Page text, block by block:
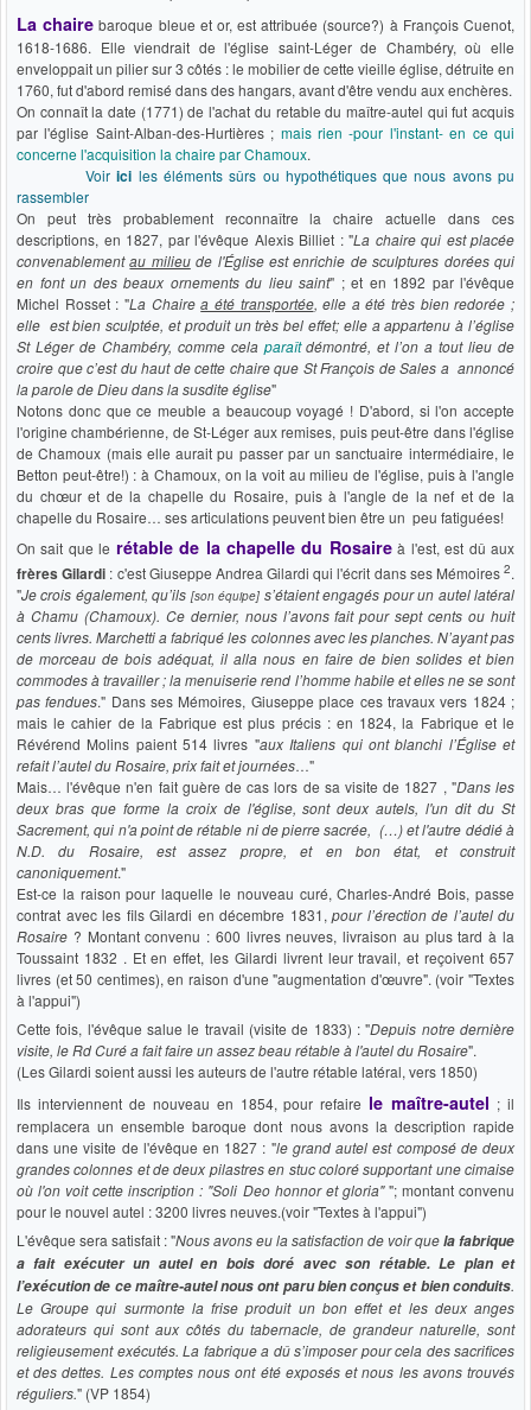
La chaire baroque bleue et or, est attribuée (source?) à François Cuenot,
1618-1686. Elle viendrait de l'église saint-Léger de Chambéry, où elle
enveloppait un pilier sur 3 côtés : le mobilier de cette vieille église, détruite en
1760, fut d'abord remisé dans des hangars, avant d'être vendu aux enchères.
On connaît la date (1771) de l'achat du retable du maître-autel qui fut acquis
par l'église Saint-Alban-des-Hurtières ; mais rien -pour l'instant- en ce qui
concerne l'acquisition la chaire par Chamoux.
Voirici les éléments sûrs ou hypothétiques que nous avons pu
rassembler
On peut très probablement reconnaître la chaire actuelle dans ces
descriptions, en 1827, par l'évêque Alexis Billiet : "La chaire qui est placée
convenablementau milieude l'Église est enrichie de sculptures dorées qui
en font un des beaux ornements du lieu saint" ; et en 1892 par l'évêque
Michel Rosset : "La Chairea été transportée, elle a été très bien redorée ;
elle est bien sculptée, et produit un très bel effet; elle a appartenu à l’église
St Léger de Chambéry, comme cela paraîtdémontré, et l’on a tout lieu de
croire que c’est du haut de cette chaire que St François de Sales a annoncé
la parole de Dieu dans la susdite église"
Notons donc que ce meuble a beaucoup voyagé ! D'abord, si l'on accepte
l'origine chambérienne, de St-Léger aux remises, puis peut-être dans l'église
de Chamoux (mais elle aurait pu passer par un sanctuaire intermédiaire, le
Betton peut-être!) : à Chamoux, on la voit au milieu de l'église, puis à l'angle
du chœur et de la chapelle du Rosaire, puis à l'angle de la nef et de la
chapelle du Rosaire… ses articulations peuvent bien être un peu fatiguées!
On sait que le rétable de la chapelle du Rosaireà l'est, est dû aux
frères Gilardi : c'est Giuseppe Andrea Gilardi qui l'écrit dans ses Mémoires2.
"Je crois également, qu’ils [son équipe] s’étaient engagés pour un autel latéral
à Chamu (Chamoux). Ce dernier, nous l’avons fait pour sept cents ou huit
cents livres. Marchetti a fabriqué les colonnes avec les planches. N’ayant pas
de morceau de bois adéquat, il alla nous en faire de bien solides et bien
commodes à travailler ; la menuiserie rend l’homme habile et elles ne se sont
pas fendues." Dans ses Mémoires, Giuseppe place ces travaux vers 1824 ;
mais le cahier de la Fabrique est plus précis : en 1824, la Fabrique et le
Révérend Molins paient 514 livres "aux Italiens qui ont blanchi l’Église et
refait l’autel du Rosaire, prix fait et journées…"
Mais… l'évêque n'en fait guère de cas lors de sa visite de 1827 , "Dans les
deux bras que forme la croix de l'église, sont deux autels, l'un dit du St
Sacrement, qui n'a point de rétable ni de pierre sacrée, (…) et l'autre dédié à
N.D. du Rosaire, est assez propre, et en bon état, et construit
canoniquement."
Est-ce la raison pour laquelle le nouveau curé, Charles-André Bois, passe
contrat avec les fils Gilardi en décembre 1831, pour l’érection de l’autel du
Rosaire ? Montant convenu : 600 livres neuves, livraison au plus tard à la
Toussaint 1832 . Et en effet, les Gilardi livrent leur travail, et reçoivent 657
livres (et 50 centimes), en raison d'une "augmentation d'œuvre". (voir "Textes
à l'appui")
Cette fois, l'évêque salue le travail (visite de 1833) : "Depuis notre dernière
visite, le Rd Curé a fait faire un assez beau rétable à l'autel du Rosaire".
(Les Gilardi soient aussi les auteurs de l'autre rétable latéral, vers 1850)
Ils interviennent de nouveau en 1854, pour refaire le maître-autel ; il
remplacera un ensemble baroque dont nous avons la description rapide
dans une visite de l'évêque en 1827 : "le grand autel est composé de deux
grandes colonnes et de deux pilastres en stuc coloré supportant une cimaise
où l'on voit cette inscription : "Soli Deo honnor et gloria""; montant convenu
pour le nouvel autel : 3200 livres neuves.(voir "Textes à l'appui")
L'évêque sera satisfait : "Nous avons eu la satisfaction de voir quela fabrique
a fait exécuter un autel en bois doré avec son rétable. Le plan et
l’exécution de ce maître-autel nous ont paru bien conçus et bien conduits.
Le Groupe qui surmonte la frise produit un bon effet et les deux anges
adorateurs qui sont aux côtés du tabernacle, de grandeur naturelle, sont
religieusement exécutés. La fabrique a dû s’imposer pour cela des sacrifices
et des dettes. Les comptes nous ont été exposés et nous les avons trouvés
réguliers." (VP 1854)